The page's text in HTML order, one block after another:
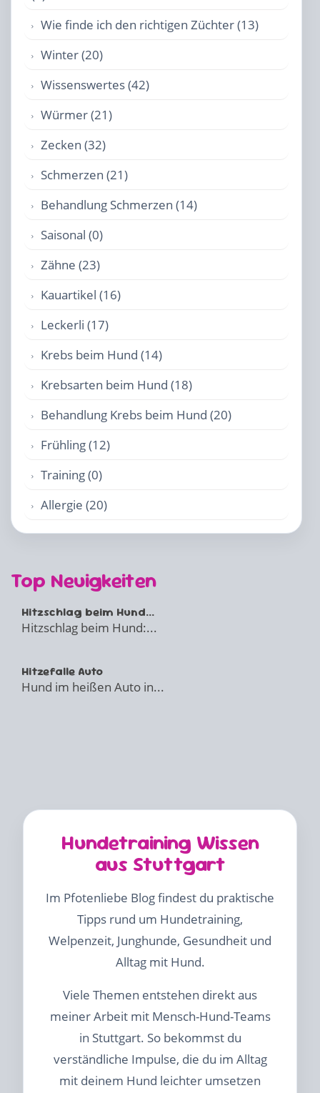
Wie finde ich den richtigen Züchter (13)
Winter (20)
Wissenswertes (42)
Würmer (21)
Zecken (32)
Schmerzen (21)
Behandlung Schmerzen (14)
Saisonal (0)
Zähne (23)
Kauartikel (16)
Leckerli (17)
Krebs beim Hund (14)
Krebsarten beim Hund (18)
Behandlung Krebs beim Hund (20)
Frühling (12)
Training (0)
Allergie (20)
Top Neuigkeiten
Hitzschlag beim Hund...
Hitzschlag beim Hund:...
Hitzefalle Auto
Hund im heißen Auto in...
Hundetraining Wissen
aus Stuttgart
Im Pfotenliebe Blog findest du praktische
Tipps rund um Hundetraining,
Welpenzeit, Junghunde, Gesundheit und
Alltag mit Hund.
Viele Themen entstehen direkt aus
meiner Arbeit mit Mensch-Hund-Teams
in Stuttgart. So bekommst du
verständliche Impulse, die du im Alltag
mit deinem Hund leichter umsetzen